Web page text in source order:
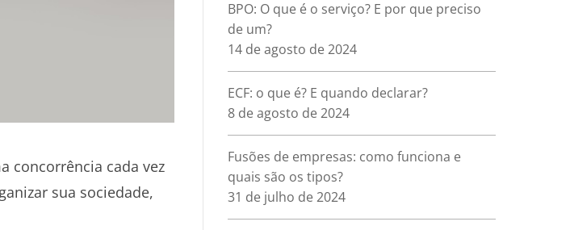
concorrência cada vez
sua sociedade,
BPO: O que é o serviço? E por que preciso
de um?
14 de agosto de 2024
ECF: o que é? E quando declarar?
8 de agosto de 2024
Fusões de empresas: como funciona e
quais são os tipos?
31 de julho de 2024